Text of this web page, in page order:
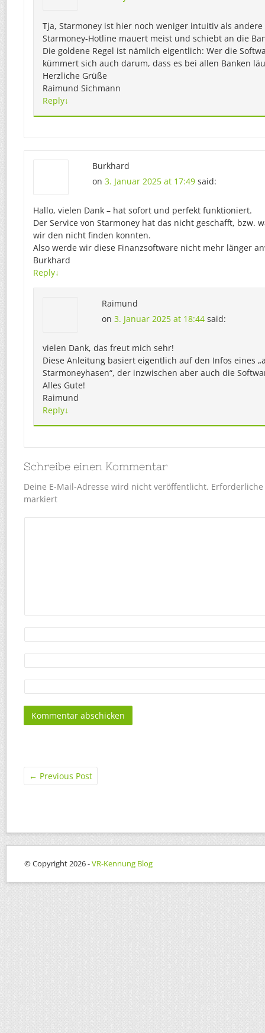
Tja, Starmoney ist hier noch weniger intuitiv als
Starmoney-Hotline mauert meist und schiebt an die
Die goldene Regel ist nämlich eigentlich: Wer die
kümmert sich auch darum, dass es bei allen Banken
Herzliche Grüße
Raimund Sichmann
Reply↓
Burkhard
on 3. Januar 2025 at 17:49 said:
Hallo, vielen Dank – hat sofort und perfekt funktioniert.
Der Service von Starmoney hat das nicht geschafft, bzw.
wir den nicht finden konnten.
Also werde wir diese Finanzsoftware nicht mehr länger
Burkhard
Reply↓
Raimund
on 3. Januar 2025 at 18:44 said:
vielen Dank, das freut mich sehr!
Diese Anleitung basiert eigentlich auf den Infos eines
Starmoneyhasen“, der inzwischen aber auch die
Alles Gute!
Raimund
Reply↓
Schreibe einen Kommentar
Deine E-Mail-Adresse wird nicht veröffentlicht.
markiert
← Previous Post
© Copyright 2026 -VR-Kennung Blog